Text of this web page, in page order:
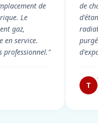
de
Le
gaz,
en service.
professionnel."
de
T